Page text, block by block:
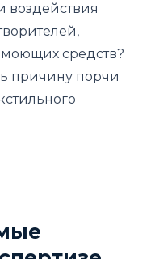
воздействия
средств?
причину порчи